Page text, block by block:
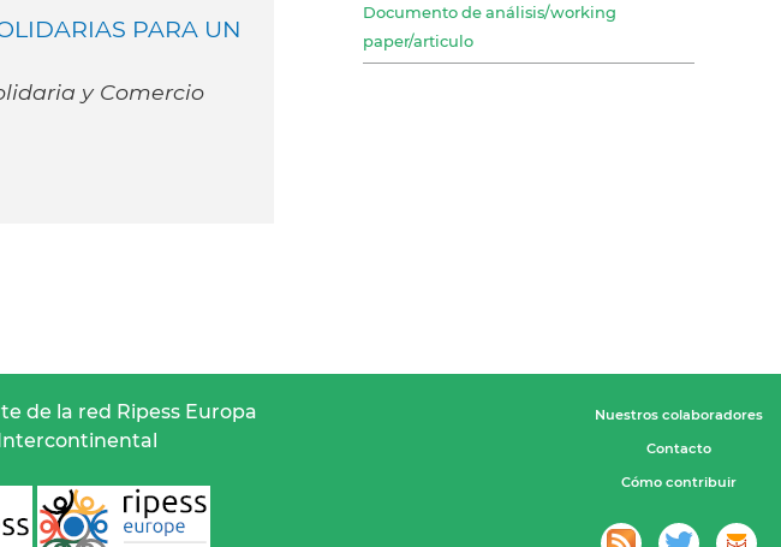
Documento de análisis/working
paper/articulo
PARA UN
y Comercio
de la red Ripess Europa
Nuestros colaboradores
Contacto
Cómo contribuir